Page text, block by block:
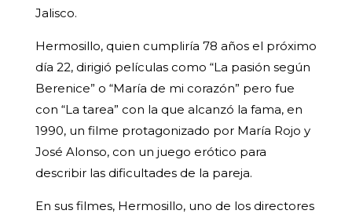
Jalisco.
Hermosillo, quien cumpliría 78 años el próximo
día 22, dirigió películas como “La pasión según
Berenice” o “María de mi corazón” pero fue
con “La tarea” con la que alcanzó la fama, en
1990, un filme protagonizado por María Rojo y
José Alonso, con un juego erótico para
describir las dificultades de la pareja.
En sus filmes, Hermosillo, uno de los directores